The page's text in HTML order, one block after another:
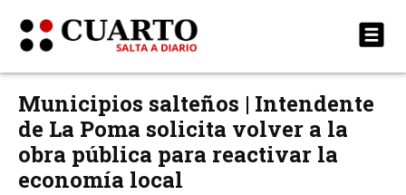
Municipios salteños | Intendente
de La Poma solicita volver a la
obra pública para reactivar la
economía local